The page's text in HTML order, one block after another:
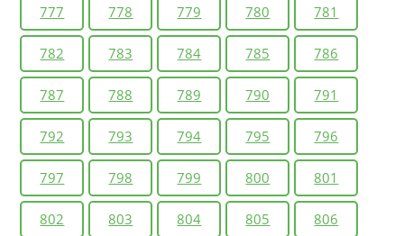
777 778 779 780 781
782 783 784 785 786
787 788 789 790 791
792 793 794 795 796
797 798 799 800 801
802 803 804 805 806